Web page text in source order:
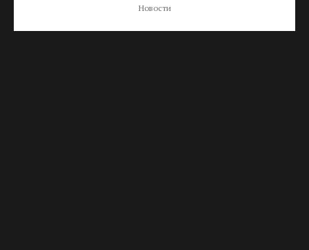
Новости